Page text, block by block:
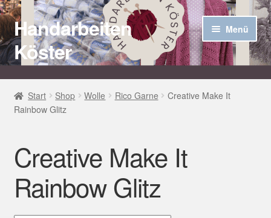
Zur
Navigation
springen
Zum
Inhalt
springen
Handarbeiten
Köster
Menü
Startseite
Über uns
Start Shop Wolle Rico Garne
Creative Make It
Rainbow Glitz
Creative Make It
Rainbow Glitz